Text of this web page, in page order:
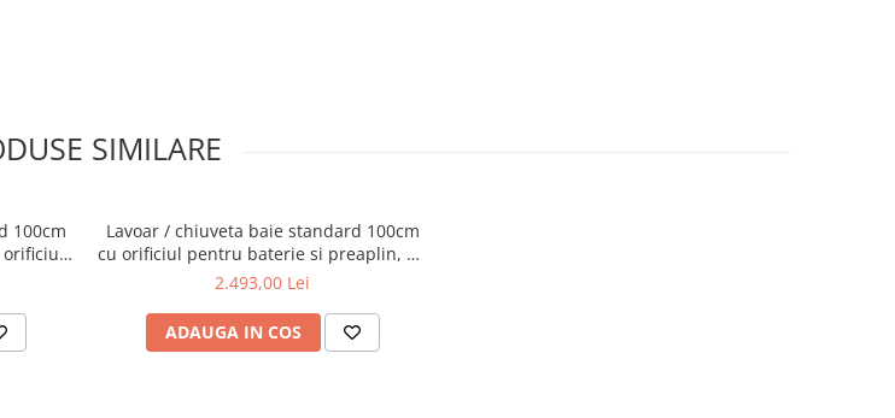
SIMILARE
100cm
Lavoar / chiuveta baie standard 100cm
cu orificiul pentru baterie si preaplin, pe
blat | 7529B001-0973
2.493,00 Lei
ADAUGA IN COS